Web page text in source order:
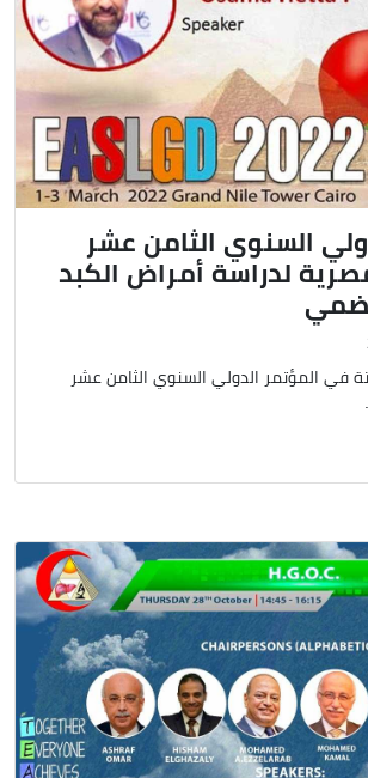
السنوي الثامن عشر
لدراسة أمراض الكبد
في المؤتمر الدولي السنوي الثامن عشر